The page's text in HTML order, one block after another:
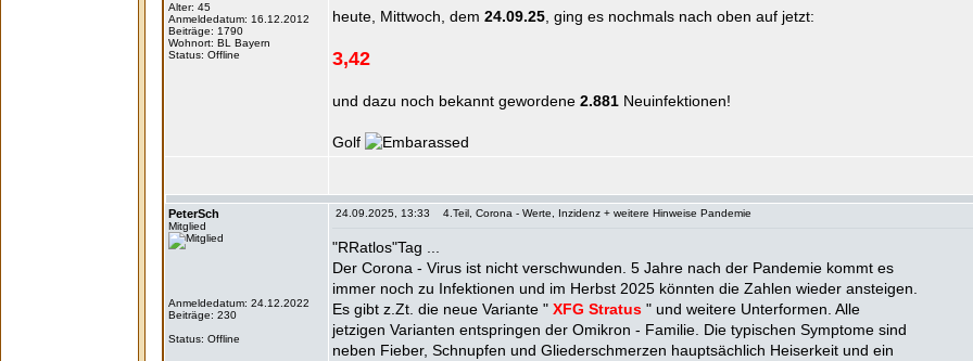
Alter: 45
Anmeldedatum: 16.12.2012
Beiträge: 1790
Wohnort: BL Bayern
Status: Offline
heute, Mittwoch, dem 24.09.25 , ging es nochmals nach oben auf jetzt:
3,42
und dazu noch bekannt gewordene 2.881 Neuinfektionen!
Golf
PeterSch
Mitglied
Anmeldedatum: 24.12.2022
Beiträge: 230
Status: Offline
24.09.2025, 13:33 4.Teil, Corona - Werte, Inzidenz + weitere Hinweise Pandemie
"RRatlos"Tag ...
Der Corona - Virus ist nicht verschwunden. 5 Jahre nach der Pandemie kommt es
immer noch zu Infektionen und im Herbst 2025 könnten die Zahlen wieder ansteigen.
Es gibt z.Zt. die neue Variante " XFG Stratus " und weitere Unterformen. Alle
jetzigen Varianten entspringen der Omikron - Familie. Die typischen Symptome sind
neben Fieber, Schnupfen und Gliederschmerzen hauptsächlich Heiserkeit und ein